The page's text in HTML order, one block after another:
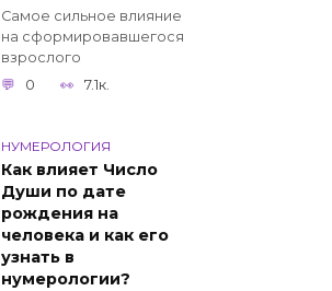
Самое сильное влияние
на сформировавшегося
взрослого
0
7.1к.
НУМЕРОЛОГИЯ
Как влияет Число
Души по дате
рождения на
человека и как его
узнать в
нумерологии?